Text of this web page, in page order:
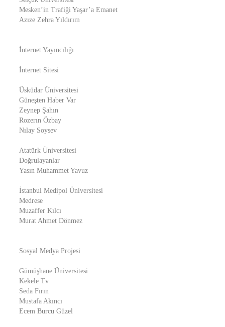
Mesken’in Trafiği Yaşar’a Emanet
Azıze Zehra Yıldırım
İnternet Yayıncılığı
İnternet Sitesi
Üsküdar Üniversitesi
Güneşten Haber Var
Zeynep Şahın
Rozerın Özbay
Nılay Soysev
Atatürk Üniversitesi
Doğrulayanlar
Yasın Muhammet Yavuz
İstanbul Medipol Üniversitesi
Medrese
Muzaffer Kılcı
Murat Ahmet Dönmez
Sosyal Medya Projesi
Gümüşhane Üniversitesi
Kekele Tv
Seda Fırın
Mustafa Akıncı
Ecem Burcu Güzel